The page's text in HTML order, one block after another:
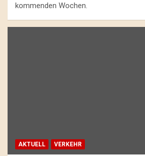
kommenden Wochen.
AKTUELL VERKEHR